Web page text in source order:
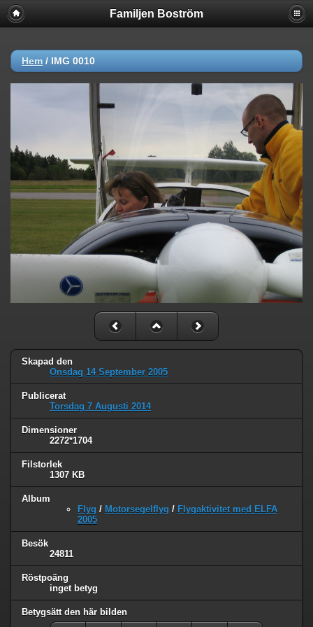
Familjen Boström
Hem / IMG 0010
Skapad den
Onsdag 14 September 2005
Publicerat
Torsdag 7 Augusti 2014
Dimensioner
2272*1704
Filstorlek
1307 KB
Album
Flyg / Motorsegelflyg / Flygaktivitet med ELFA
2005
Besök
24811
Röstpoäng
inget betyg
Betygsätt den här bilden